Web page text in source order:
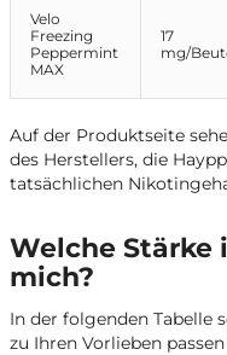
Velo
Freezing
Peppermint
MAX
17
mg/
Auf der Produktseite
des Herstellers, die
tatsächlichen
Welche
mich?
In der folgenden Tabelle
zu Ihren Vorlieben